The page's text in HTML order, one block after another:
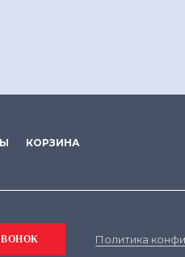
КОРЗИНА
Политика